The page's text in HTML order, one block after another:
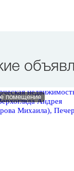
помещение